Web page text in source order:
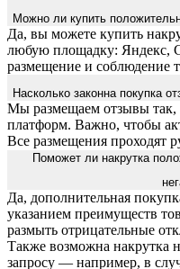
Можно ли купить
Да, вы можете купить
любую площадку: Яндекс,
размещение и соблюдение
Насколько законна покупка
Мы размещаем отзывы так,
платформ. Важно, чтобы
Все размещения проходят
Поможет ли накрутка
Да, дополнительная
указанием преимуществ
размыть отрицательные
Также возможна накрутка
запросу — например, в